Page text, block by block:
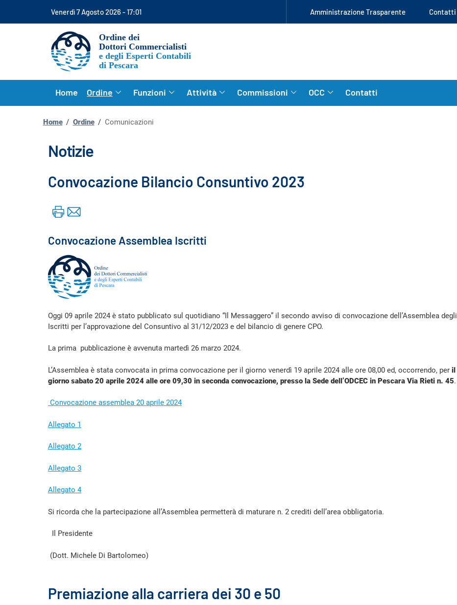
Venerdì 7 Agosto 2026-17:01 Amministrazione Trasparente Contatti
Ordine dei
Dottori Commercialisti
e degli Esperti Contabili
di Pescara
Home Ordine Funzioni Attività Commissioni OCC Contatti
Home / Ordine / Comunicazioni
Notizie
Convocazione Bilancio Consuntivo 2023
Convocazione Assemblea Iscritti
Oggi 09 aprile 2024 è stato pubblicato sul quotidiano “Il Messaggero” il secondo avviso di convocazione dell’Assemblea degli
Iscritti per l’approvazione del Consuntivo al 31/12/2023 e del bilancio di genere CPO.
La prima pubblicazione è avvenuta martedì 26 marzo 2024.
L’Assemblea è stata convocata in prima convocazione per il giorno venerdì 19 aprile 2024 alle ore 08,00 ed, occorrendo, per il
giorno sabato 20 aprile 2024 alle ore 09,30 in seconda convocazione, presso la Sede dell’ODCEC in Pescara Via Rieti n. 45.
Convocazione assemblea 20 aprile 2024
Allegato 1
Allegato 2
Allegato 3
Allegato 4
Si ricorda che la partecipazione all’Assemblea permetterà di maturare n. 2 crediti dell’area obbligatoria.
Il Presidente
(Dott. Michele Di Bartolomeo)
Premiazione alla carriera dei 30 e 50